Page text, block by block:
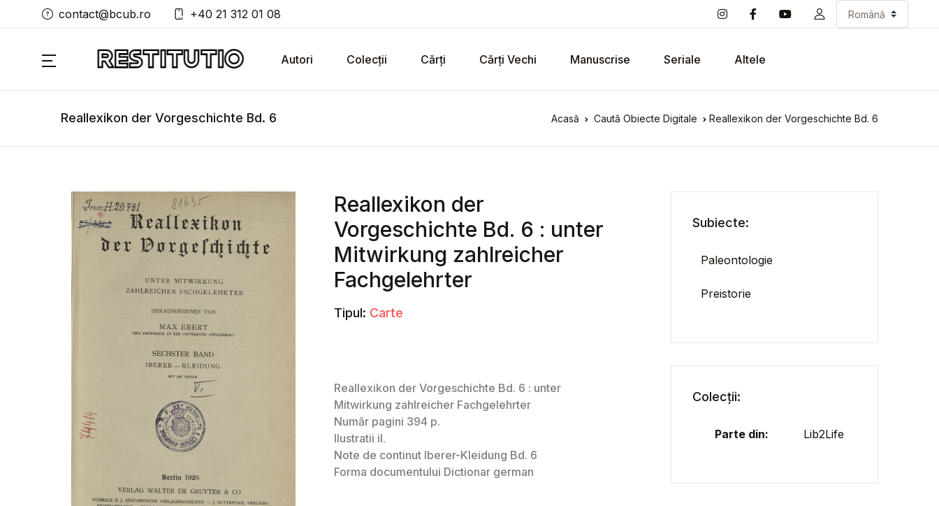
contact@bcub.ro +40 21 312 01 08
Autori Colecții Cărți Cărți Vechi Manuscrise Seriale Altele
Reallexikon der Vorgeschichte Bd. 6 Acasă Caută Obiecte Digitale Reallexikon der Vorgeschichte Bd. 6
Reallexikon der
Vorgeschichte Bd. 6 : unter
Mitwirkung zahlreicher
Fachgelehrter
Tipul: Carte
Subiecte:
Paleontologie
Preistorie
Colecții:
Parte din: Lib2Life